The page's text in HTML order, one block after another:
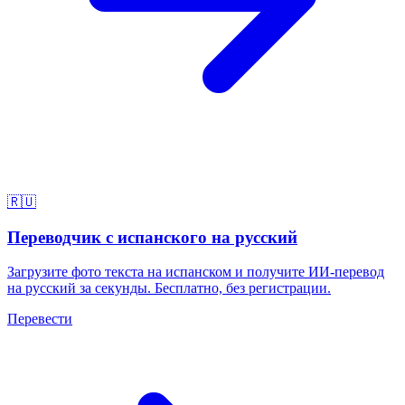
🇷🇺
Переводчик с испанского на русский
Загрузите фото текста на испанском и получите ИИ-перевод
на русский за секунды. Бесплатно, без регистрации.
Перевести